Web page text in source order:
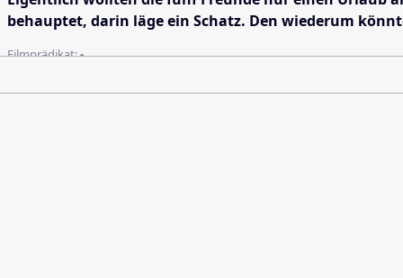
behauptet, darin läge ein Schatz. Den wiederum
Filmprädikat:-